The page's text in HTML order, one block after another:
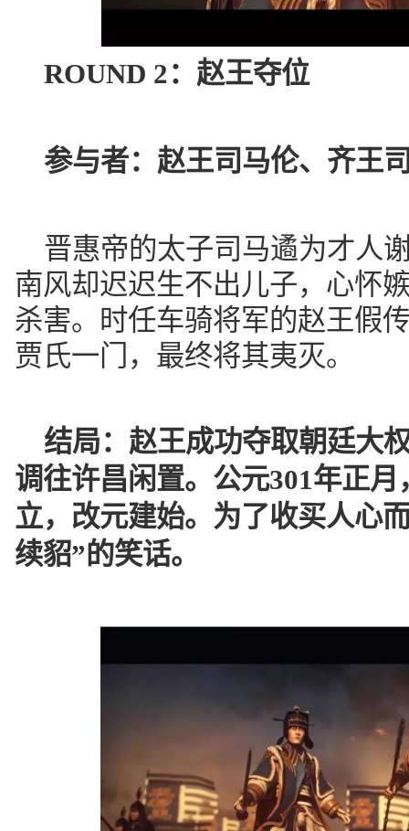
ROUND 2： 赵王夺位
参与者： 赵王司马伦、齐王
晋惠帝的太子司马遹为才人
南风却迟迟生不出儿子，心怀
杀害。时任车骑将军的赵王假
贾氏一门，最终将其夷灭。
结局： 赵王成功夺取朝廷大
调往许昌闲置。 公元301年正
立，改元建始。 为了收买人心
续貂”的笑话。